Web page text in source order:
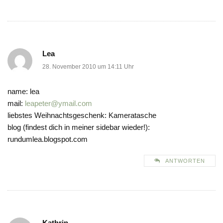
Lea
28. November 2010 um 14:11 Uhr
name: lea
mail: leapeter@ymail.com
liebstes Weihnachtsgeschenk: Kameratasche
blog (findest dich in meiner sidebar wieder!):
rundumlea.blogspot.com
ANTWORTEN